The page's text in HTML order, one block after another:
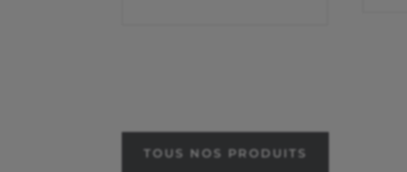
TOUS NOS PRODUITS